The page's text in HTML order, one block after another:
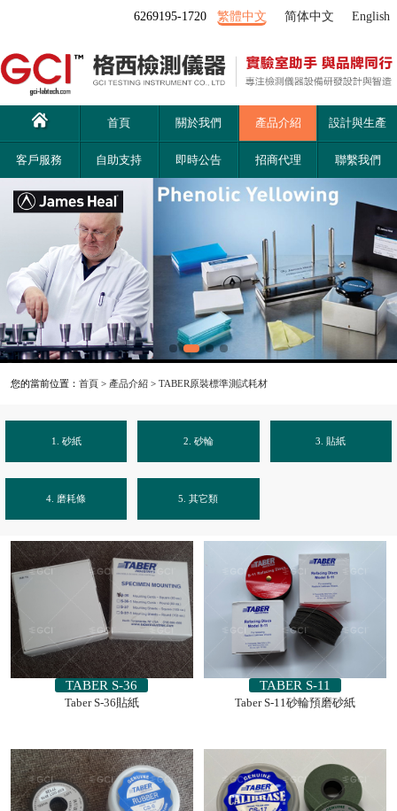
6269195-1720 繁體中文 简体中文 English
首頁 關於我們 產品介紹 設計與生產
客戶服務 自助支持 即時公告 招商代理 聯繫我們
您的當前位置： 首頁> 產品介紹> TABER原裝標準測試耗材
1. 砂紙 2. 砂輪 3. 貼紙
4. 磨耗條 5. 其它類
TABER S-36
Taber S-36貼紙
TABER S-11
Taber S-11砂輪預磨砂紙